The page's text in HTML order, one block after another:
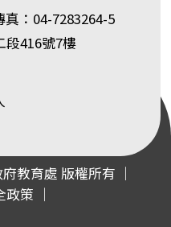
：04-7283264-5
段416號7樓
教育處 版權所有 ｜
政策 ｜